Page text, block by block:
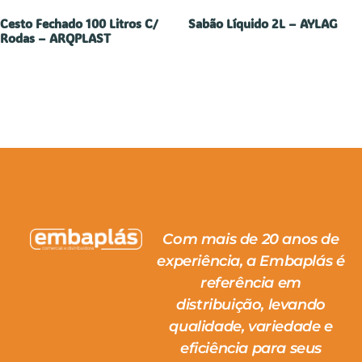
Cesto Fechado 100 Litros C/
Rodas – ARQPLAST
Sabão Líquido 2L – AYLAG
Com mais de 20 anos de
experiência, a Embaplás é
referência em
distribuição, levando
qualidade, variedade e
eficiência para seus